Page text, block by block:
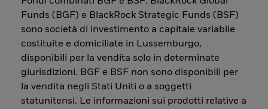
Funds (BGF) e BlackRock Strategic Funds (BSF)
sono società di investimento a capitale variabile
costituite e domiciliate in Lussemburgo,
disponibili per la vendita solo in determinate
giurisdizioni. BGF e BSF non sono disponibili per
la vendita negli Stati Uniti o a soggetti
statunitensi. Le informazioni sui prodotti relative a